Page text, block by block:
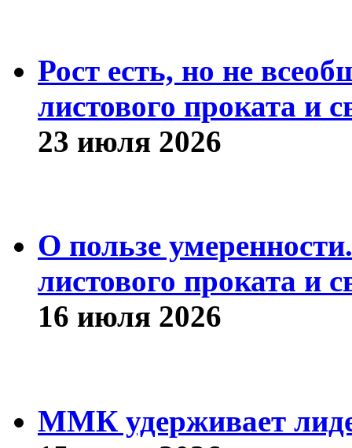
Рост есть, но не
листового проката и
23 июля 2026
О пользе
листового проката и
16 июля 2026
ММК удерживает